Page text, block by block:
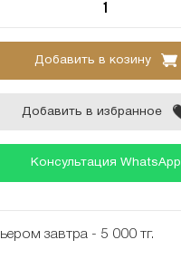
Добавить в козину
Добавить в избранное
Консультация WhatsApp
завтра - 5 000 тг.